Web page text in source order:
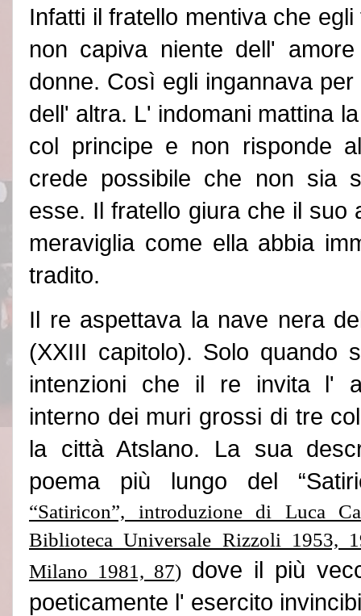
Infatti il fratello mentiva che
non capiva niente dell'
donne. Così egli ingannava per
dell' altra. L' indomani mattina
col principe e non risponde
crede possibile che non sia
esse. Il fratello giura che il suo
meraviglia come ella abbia
tradito.
Il re aspettava la nave nera
(XXIII capitolo). Solo quando
intenzioni che il re invita l'
interno dei muri grossi di tre
la città Atslano. La sua
poema più lungo
del “
“Satiricon”, introduzione di Luca
Biblioteca Universale Rizzoli
Milano 1981, 87)dove il più
poeticamente l' esercito